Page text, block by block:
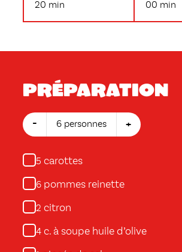
20 min 00 min
Préparation
- 6 personnes +
5 carottes
6 pommes reinette
2 citron
4 c. à soupe huile d’olive